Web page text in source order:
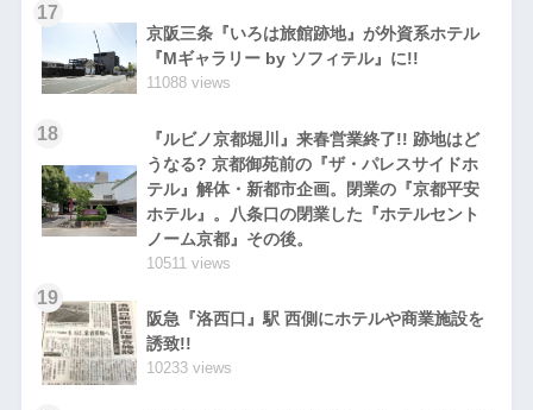
17
京阪三条『いろは旅館跡地』が外資系ホテル
『Mギャラリー by ソフィテル』に!!
11088 views
18
『ルビノ京都堀川』来春営業終了!! 跡地はど
うなる? 京都御苑前の『ザ・パレスサイドホ
テル』解体・新都市企画。閉業の『京都平安
ホテル』。八条口の閉業した『ホテルセント
ノーム京都』その後。
10511 views
19
阪急『洛西口』駅 西側にホテルや商業施設を
誘致!!
10233 views